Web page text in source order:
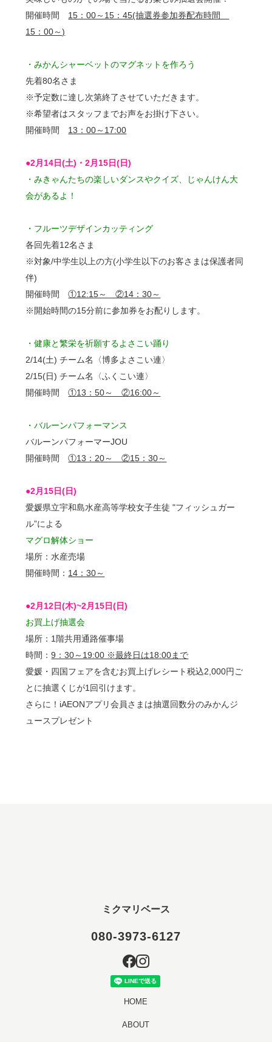
開催時間 15：00～15：45(抽選券参加券配布時間
15：00～)
・みかんシャーベットのマグネットを作ろう
先着80名さま
※予定数に達し次第終了させていただきます。
※希望者はスタッフまでお声をお掛け下さい。
開催時間 13：00～17:00
●2月14日(土)・2月15日(日)
・みきゃんたちの楽しいダンスやクイズ、じゃんけん大
会があるよ！
・フルーツデザインカッティング
各回先着12名さま
※対象/中学生以上の方(小学生以下のお客さまは保護者同
伴)
開催時間①12:15～ ②14：30～
※開始時間の15分前に参加券をお配りします。
・健康と繁栄を祈願するよさこい踊り
2/14(土) チーム名〈博多よさこい連〉
2/15(日) チーム名〈ふくこい連〉
開催時間①13：50～ ②16:00～
・バルーンパフォーマンス
バルーンパフォーマーJOU
開催時間①13：20～ ②15：30～
●2月15日(日)
愛媛県立宇和島水産高等学校女子生徒 "フィッシュガー
ル”による
マグロ解体ショー
場所：水産売場
開催時間： 14：30～
●2月12日(木)~2月15日(日)
お買上げ抽選会
場所：1階共用通路催事場
時間：9：30～19:00 ※最終日は18:00まで
愛媛・四国フェアを含むお買上げレシート税込2,000円ご
とに抽選くじが1回引けます。
さらに！iAEONアプリ会員さまは抽選回数分のみかんジ
ュースプレゼント
ミクマリベース
080-3973-6127
HOME
ABOUT